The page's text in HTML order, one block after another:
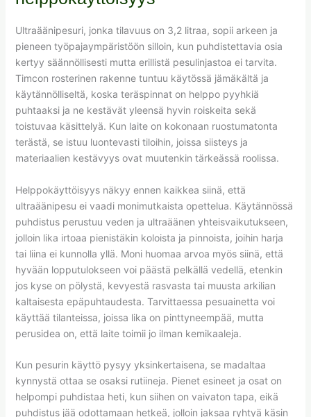
Ultraäänipesuri, jonka tilavuus on 3,2 litraa, sopii arkeen ja
pieneen työpajaympäristöön silloin, kun puhdistettavia osia
kertyy säännöllisesti mutta erillistä pesulinjastoa ei tarvita.
Timcon rosterinen rakenne tuntuu käytössä jämäkältä ja
käytännölliseltä, koska teräspinnat on helppo pyyhkiä
puhtaaksi ja ne kestävät yleensä hyvin roiskeita sekä
toistuvaa käsittelyä. Kun laite on kokonaan ruostumatonta
terästä, se istuu luontevasti tiloihin, joissa siisteys ja
materiaalien kestävyys ovat muutenkin tärkeässä roolissa.
Helppokäyttöisyys näkyy ennen kaikkea siinä, että
ultraäänipesu ei vaadi monimutkaista opettelua. Käytännössä
puhdistus perustuu veden ja ultraäänen yhteisvaikutukseen,
jolloin lika irtoaa pienistäkin koloista ja pinnoista, joihin harja
tai liina ei kunnolla yllä. Moni huomaa arvoa myös siinä, että
hyvään lopputulokseen voi päästä pelkällä vedellä, etenkin
jos kyse on pölystä, kevyestä rasvasta tai muusta arkilian
kaltaisesta epäpuhtaudesta. Tarvittaessa pesuainetta voi
käyttää tilanteissa, joissa lika on pinttyneempää, mutta
perusidea on, että laite toimii jo ilman kemikaaleja.
Kun pesurin käyttö pysyy yksinkertaisena, se madaltaa
kynnystä ottaa se osaksi rutiineja. Pienet esineet ja osat on
helpompi puhdistaa heti, kun siihen on vaivaton tapa, eikä
puhdistus jää odottamaan hetkeä, jolloin jaksaa ryhtyä käsin